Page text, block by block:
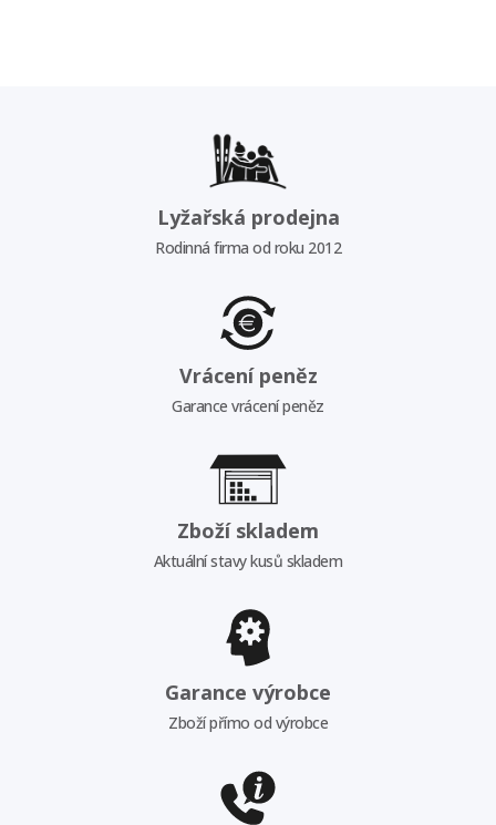
Lyžařská prodejna
Rodinná firma od roku 2012
Vrácení peněz
Garance vrácení peněz
Zboží skladem
Aktuální stavy kusů skladem
Garance výrobce
Zboží přímo od výrobce